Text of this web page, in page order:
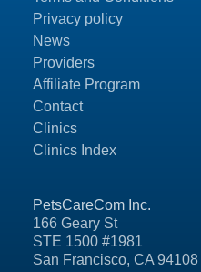
PetsCareCom Inc.
166 Geary St
STE 1500 #1981
San Francisco, CA 94108
Privacy policy
News
Providers
Affiliate Program
Contact
Clinics
Clinics Index